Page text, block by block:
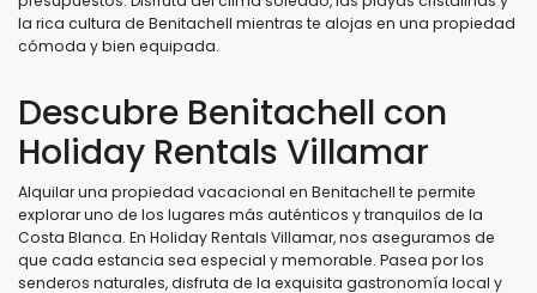
la rica cultura de Benitachell mientras te alojas en una propiedad
cómoda y bien equipada.
Descubre Benitachell con
Holiday Rentals Villamar
Alquilar una propiedad vacacional en Benitachell te permite
explorar uno de los lugares más auténticos y tranquilos de la
Costa Blanca. En Holiday Rentals Villamar, nos aseguramos de
que cada estancia sea especial y memorable. Pasea por los
senderos naturales, disfruta de la exquisita gastronomía local y